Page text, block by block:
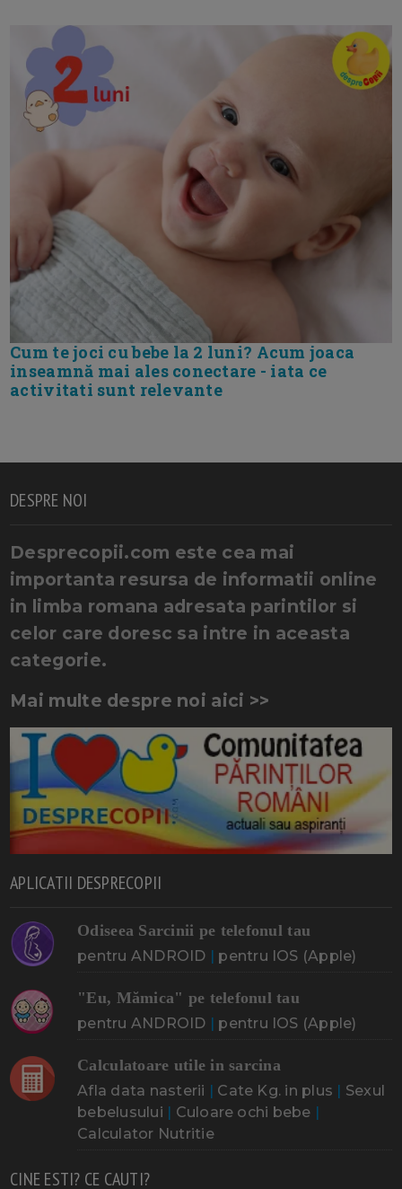
Cum te joci cu bebe la 2 luni? Acum joaca
inseamnă mai ales conectare - iata ce
activitati sunt relevante
DESPRE NOI
Desprecopii.com este cea mai
importanta resursa de informatii online
in limba romana adresata parintilor si
celor care doresc sa intre in aceasta
categorie.
Mai multe despre noi aici >>
APLICATII DESPRECOPII
Odiseea Sarcinii pe telefonul tau
pentru ANDROID | pentru IOS (Apple)
"Eu, Mămica" pe telefonul tau
pentru ANDROID | pentru IOS (Apple)
Calculatoare utile in sarcina
Afla data nasterii | Cate Kg. in plus | Sexul
bebelusului | Culoare ochi bebe |
Calculator Nutritie
CINE ESTI? CE CAUTI?